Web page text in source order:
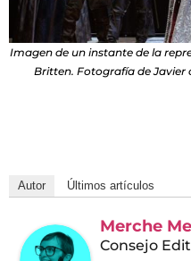
Imagen de un instante de la
Britten. Fotografía de Javier
Autor Últimos artículos
Merche
Consejo